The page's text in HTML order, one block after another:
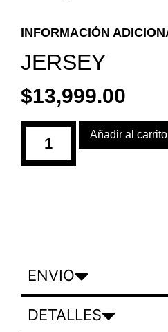
INFORMACIÓN
JERSEY
$13,999.00
Añadir al carrito
ENVIO
DETALLES